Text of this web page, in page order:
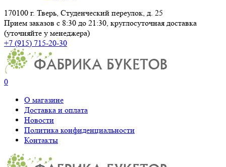
170100 г. Тверь, Студенческий переулок, д. 25
Прием заказов с 8:30 до 21:30, круглосуточная доставка
(уточняйте у менеджера)
+7 (915) 715-20-30
0
О магазине
Доставка и оплата
Новости
Политика конфиденциальности
Контакты